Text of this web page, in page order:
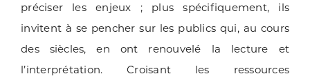
préciser les enjeux ; plus spécifiquement, ils
invitent à se pencher sur les publics qui, au cours
des siècles, en ont renouvelé la lecture et
l’interprétation. Croisant les ressources